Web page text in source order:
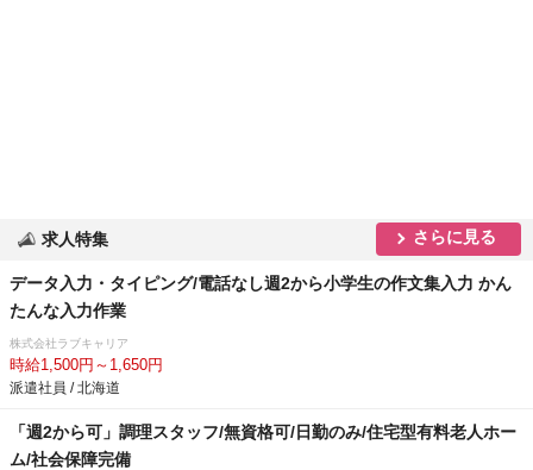
求人特集 さらに見る
データ入力・タイピング/電話なし週2から小学生の作文集入力 かん
たんな入力作業
株式会社ラブキャリア
時給1,500円～1,650円
派遣社員 / 北海道
「週2から可」調理スタッフ/無資格可/日勤のみ/住宅型有料老人ホー
ム/社会保障完備